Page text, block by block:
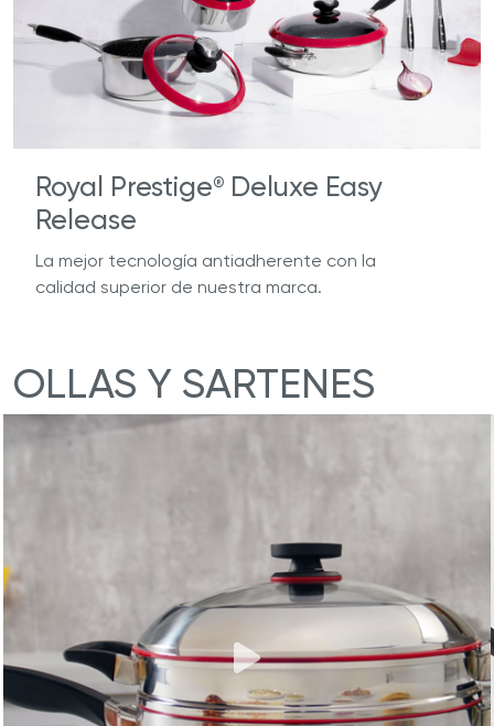
Royal Prestige® Deluxe Easy
Release
La mejor tecnología antiadherente con la
calidad superior de nuestra marca.
OLLAS Y SARTENES